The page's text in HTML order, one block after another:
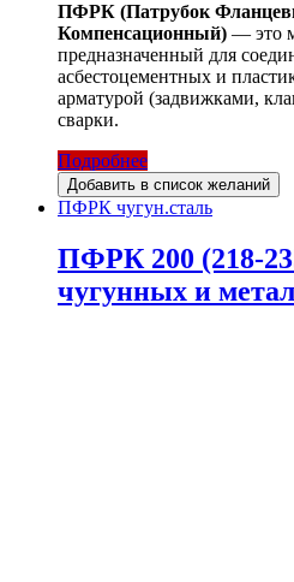
ПФРК (Патрубок
Компенсационный) — это
предназначенный для
асбестоцементных и
арматурой (задвижками,
сварки.
Подробнее
Добавить в список желаний
ПФРК чугун.сталь
ПФРК 200 (218-
чугунных и